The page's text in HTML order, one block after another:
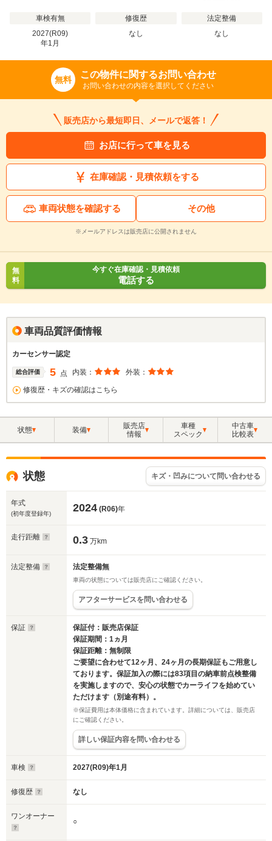
車検有無
2027(R09)
年1 月
修復歴
なし
法定整備
なし
無料 この物件に関するお問い合わせ
お問い合わせの内容を選択してください
販売店から最短即日、メールで返答！
お店に行って車を見る
在庫確認・見積依頼をする
車両状態を確認する その他
※メールアドレスは販売店に公開されません
無
料
今すぐ在庫確認・見積依頼
電話する
車両品質評価情報
カーセンサー認定
総合評価 5 点 内装： 外装：
修復歴・キズの確認はこちら
状態 装備
販売店
情報
車種
スペック
中古車
比較表
状態 キズ・凹みについて問い合わせる
年式
(初年度登録年) 2024 (R06)年
走行距離 0.3 万km
法定整備 法定整備無
車両の状態については販売店にご確認ください。
アフターサービスを問い合わせる
保証
保証付：販売店保証
保証期間：1ヵ月
保証距離：無制限
ご要望に合わせて12ヶ月、24ヶ月の長期保証もご用意し
ております。保証加入の際には83項目の納車前点検整備
を実施しますので、安心の状態でカーライフを始めてい
ただけます（別途有料）。
※保証費用は本体価格に含まれています。詳細については、販売店
にご確認ください。
詳しい保証内容を問い合わせる
車検 2027(R09)年1月
修復歴 なし
ワンオーナー
○